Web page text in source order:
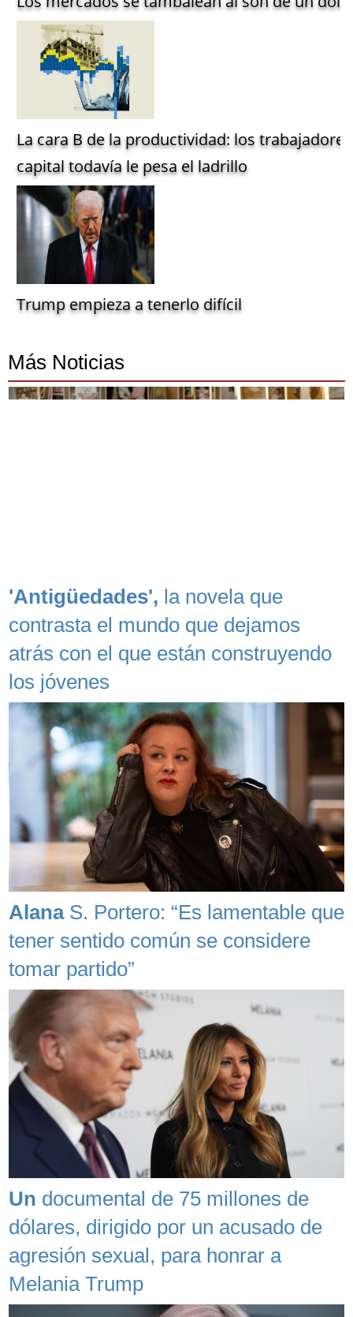
La cara B de la productividad: los
capital todavía le pesa el ladrillo
Trump empieza a tenerlo difícil
Más Noticias
'Antigüedades', la novela que
contrasta el mundo que dejamos
atrás con el que están construyendo
los jóvenes
AlanaS. Portero: “Es lamentable que
tener sentido común se considere
tomar partido”
Un documental de 75 millones de
dólares, dirigido por un acusado de
agresión sexual, para honrar a
Melania Trump